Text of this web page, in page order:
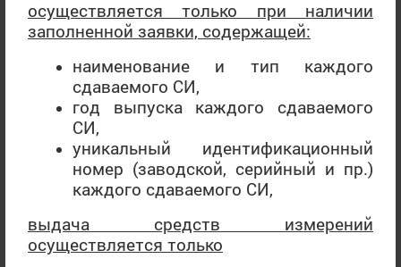
осуществляется только при наличии
заполненной заявки, содержащей:
наименование и тип каждого
сдаваемого СИ,
год выпуска каждого сдаваемого
СИ,
уникальный идентификационный
номер (заводской, серийный и пр.)
каждого сдаваемого СИ,
выдача средств измерений
осуществляется только
- Мясной продукт из свинины копчено-варенный категории
Б. Окорочок «Российский» - ДИПЛОМАНТ
- Мясной продукт категории Б, полукопченое колбасное
изделие, колбаса «Пармская» - ДИПЛОМАНТ
ООО «Карамелия» (ТМ «Меренга»):
- Изделия кондитерские пастильные. Зефир: Мозаика, Со
сливочным вкусом, Бело-розовый, С ароматом ванили –
- Мармелад желейный в кокосовой обсыпке: «Без
добавления сахара», «Без добавления сахара Цитрусовый